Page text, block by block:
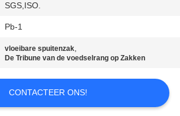
SGS,ISO.
Pb-1
vloeibare spuitenzak,
De Tribune van de voedselrang op Zakken
CONTACTEER ONS!